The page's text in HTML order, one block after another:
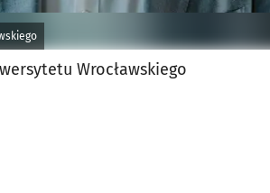
Wrocławskiego